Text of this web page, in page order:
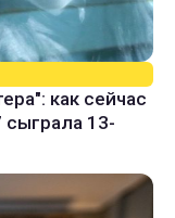
как сейчас
сыграла 13-